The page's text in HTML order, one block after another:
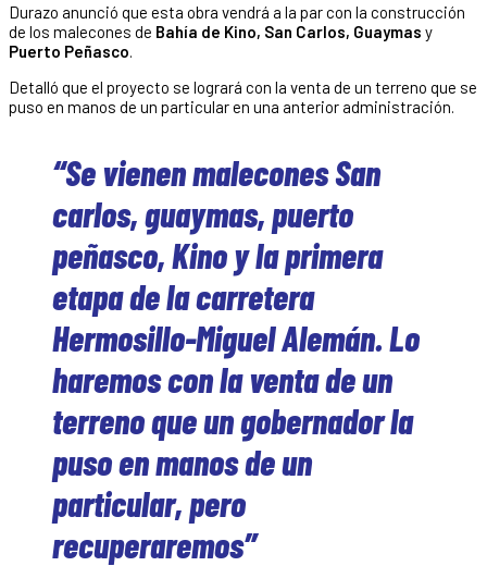
Durazo anunció que esta obra vendrá a la par con la construcción
de los malecones de Bahía de Kino, San Carlos, Guaymas y
Puerto Peñasco.
Detalló que el proyecto se logrará con la venta de un terreno que se
puso en manos de un particular en una anterior administración.
“Se vienen malecones San
carlos, guaymas, puerto
peñasco, Kino y la primera
etapa de la carretera
Hermosillo-Miguel Alemán. Lo
haremos con la venta de un
terreno que un gobernador la
puso en manos de un
particular, pero
recuperaremos”